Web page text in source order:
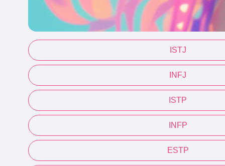
ISTJ
INFJ
ISTP
INFP
ESTP